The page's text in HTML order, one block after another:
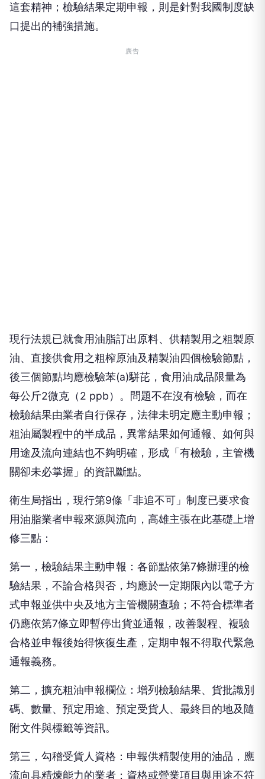
這套精神；檢驗結果定期申報，則是針對我國制度缺
口提出的補強措施。
廣告
現行法規已就食用油脂訂出原料、供精製用之粗製原
油、直接供食用之粗榨原油及精製油四個檢驗節點，
後三個節點均應檢驗苯(a)駢芘，食用油成品限量為
每公斤2微克（2 ppb）。問題不在沒有檢驗，而在
檢驗結果由業者自行保存，法律未明定應主動申報；
粗油屬製程中的半成品，異常結果如何通報、如何與
用途及流向連結也不夠明確，形成「有檢驗，主管機
關卻未必掌握」的資訊斷點。
衛生局指出，現行第9條「非追不可」制度已要求食
用油脂業者申報來源與流向，高雄主張在此基礎上增
修三點：
第一，檢驗結果主動申報：各節點依第7條辦理的檢
驗結果，不論合格與否，均應於一定期限內以電子方
式申報並供中央及地方主管機關查驗；不符合標準者
仍應依第7條立即暫停出貨並通報，改善製程、複驗
合格並申報後始得恢復生產，定期申報不得取代緊急
通報義務。
第二，擴充粗油申報欄位：增列檢驗結果、貨批識別
碼、數量、預定用途、預定受貨人、最終目的地及隨
附文件與標籤等資訊。
第三，勾稽受貨人資格：申報供精製使用的油品，應
流向具精煉能力的業者；資格或營業項目與用途不符